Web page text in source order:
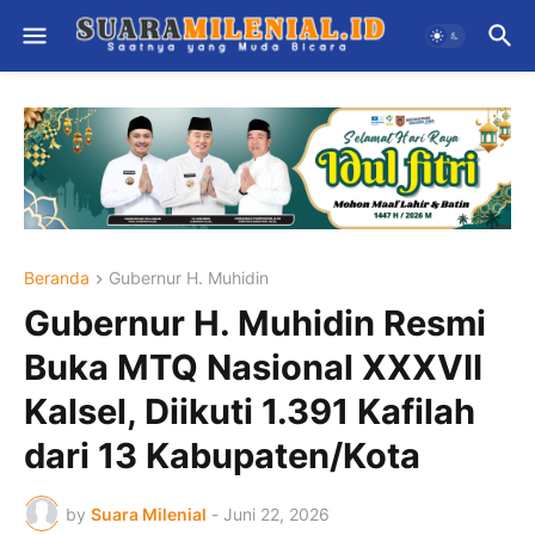
Beranda Gubernur H. Muhidin
Gubernur H. Muhidin Resmi
Buka MTQ Nasional XXXVII
Kalsel, Diikuti 1.391 Kafilah
dari 13 Kabupaten/Kota
by Suara Milenial - Juni 22, 2026